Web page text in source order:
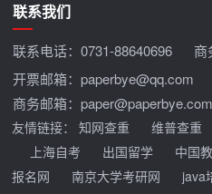
联系我们
联系电话：0731-88640696
商
开票邮箱：paperbye@qq.com
商务邮箱：paper@paperbye.com
友情链接：知网查重 维普查重
上海自考
出国留学 中国
报名网
南京大学考研网 java